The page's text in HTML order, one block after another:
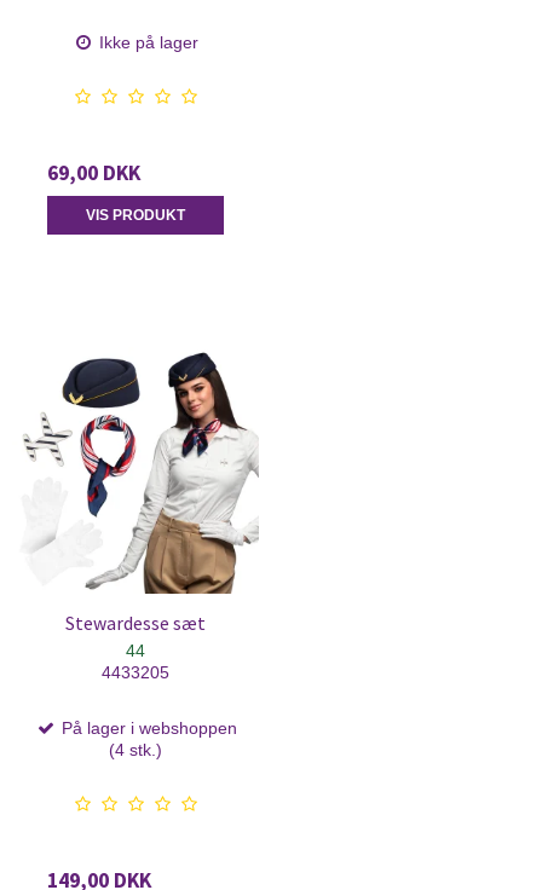
Ikke på lager
69,00 DKK
VIS PRODUKT
Stewardesse sæt
44
4433205
På lager i webshoppen
(4 stk.)
149,00 DKK